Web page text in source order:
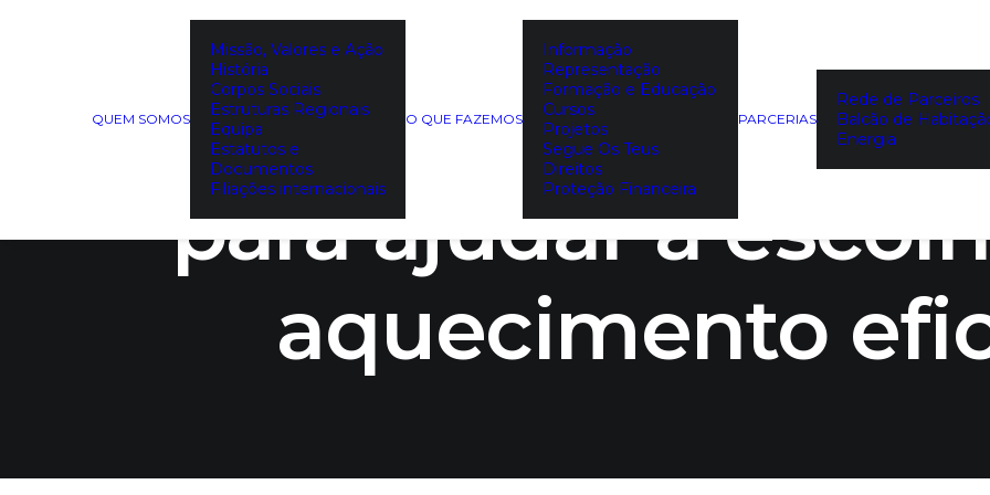
QUEM SOMOS
Missão, Valores e Ação
História
Corpos Sociais
Estruturas Regionais
Equipa
Estatutos e
Documentos
Filiações internacionais
O QUE FAZEMOS
Informação
Representação
Formação e Educação
Cursos
Projetos
Segue Os Teus
Direitos
Proteção Financeira
PARCERIAS
Rede de Parceiros
Balcão de
Energia
A HARPa continua
para ajudar a
aquecimento